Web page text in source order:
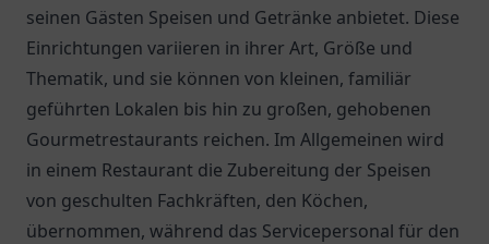
seinen Gästen Speisen und Getränke anbietet. Diese
Einrichtungen variieren in ihrer Art, Größe und
Thematik, und sie können von kleinen, familiär
geführten Lokalen bis hin zu großen, gehobenen
Gourmetrestaurants reichen. Im Allgemeinen wird
in einem Restaurant die Zubereitung der Speisen
von geschulten Fachkräften, den Köchen,
übernommen, während das Servicepersonal für den